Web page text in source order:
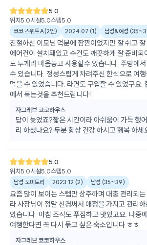
5.0
위치5.0시설5.0스텝5.0
코코 스위트A(2인) 2024.07 (1) 남성&여성 (
친절하신 이모님 덕분에 잠깐이었지만 잘 쉬고
에어컨이 설치돼있고 수건도 깨끗하게 잘 준비되
도 두개라 마음놓고 사용할수 있습니다. 주방에
수 있습니다. 정성스럽게 차려주신 한식으로 여
먹을 수 있었습니다. 라면도 구입할 수 있었구요.
에서 묵는것을 추천드립니다!
자그레브 코코하우스
답이 늦었죠?짧은 시간이라 아쉬움이 가득 했
리 하셨나요? 두분 항상 건강 하시고 행복 하
5.0
위치5.0시설5.0스텝5.0
남성 도미토리 2023.12 (2) 남성 (35~39)
요즘 많이 보이는 스텝만 상주하며 대충 관리되
라 사장님이 정말 신경써서 애정을 가지고 관리
았습니다. 아침 조식도 푸짐하고 맛있고요. 나중
여행한다면 꼭 다시 묶고 싶은 숙소입니다 ㅎㅎ
자그레브 코코하우스